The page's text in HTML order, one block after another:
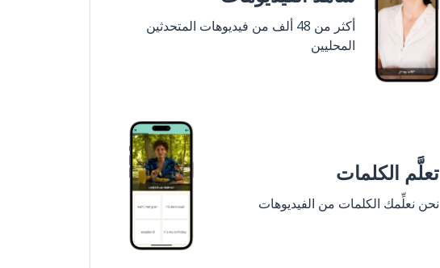
أكثر من 48 ألف من فيديوهات المتحدثين
المحليين
تعلَّم الكلمات
نحن نعلِّمك الكلمات من الفيديوهات